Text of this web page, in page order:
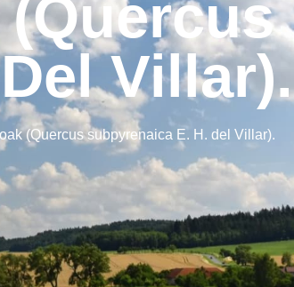
Villar).
(Quercus subpyrenaica E. H. del Villar).